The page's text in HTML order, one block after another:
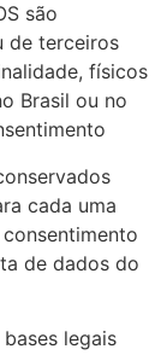
são
de terceiros
físicos
Brasil ou no
cada uma
de dados do
legais